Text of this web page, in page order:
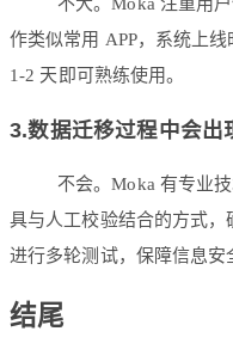
作类似常用 APP，系统上
1-2 天即可熟练使用。
3.数据迁移过程中会出
不会。Moka 有专业
具与人工校验结合的方式
进行多轮测试，保障信息安
结尾